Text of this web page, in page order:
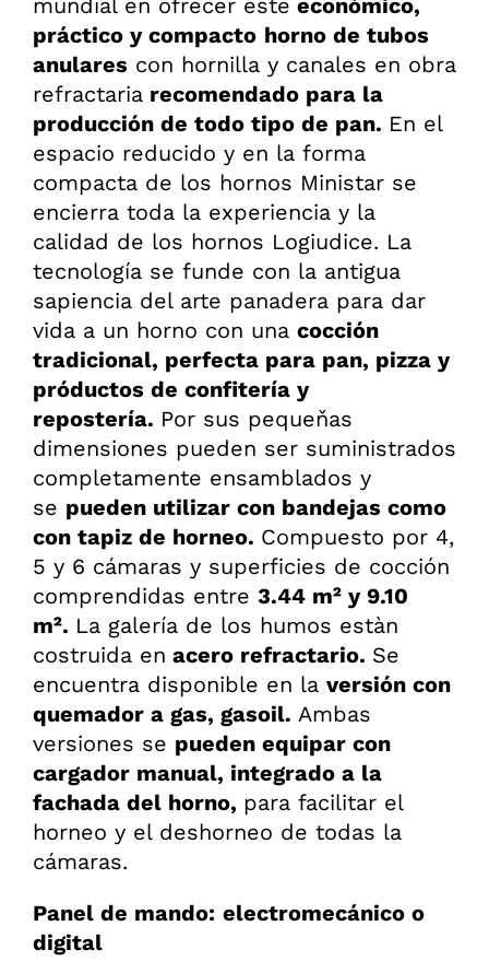
mundial en ofrecer este económico,
práctico y compacto horno de tubos
anulares con hornilla y canales en obra
refractariarecomendado para la
producción de todo tipo de pan. En el
espacio reducido y en la forma
compacta de los hornos Ministar se
encierra toda la experiencia y la
calidad de los hornos Logiudice. La
tecnología se funde con la antigua
sapiencia del arte panadera para dar
vida a un horno con una cocción
tradicional, perfecta para pan, pizza y
próductos de confitería y
repostería. Por sus pequeňas
dimensiones pueden ser suministrados
completamente ensamblados y
se pueden utilizar con bandejas como
con tapiz de horneo. Compuesto por 4,
5 y 6 cámaras y superficies de cocción
comprendidas entre 3.44 m² y 9.10
m². La galería de los humos estàn
costruida en acero refractario. Se
encuentra disponible en la versión con
quemador a gas, gasoil. Ambas
versiones se pueden equipar con
cargador manual, integrado a la
fachada del horno, para facilitar el
horneo y el deshorneo de todas la
cámaras.
Panel de mando: electromecánico o
digital